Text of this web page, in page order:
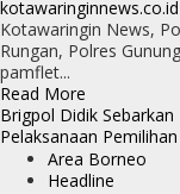
Kecamatan
Rungan
kotawaringinnews.co.id
Kotawaringin News,
Rungan, Polres
pamflet...
Read More
more
about
Polsek
Brigpol Didik
Pelaksanaan
Area Borneo
Headline